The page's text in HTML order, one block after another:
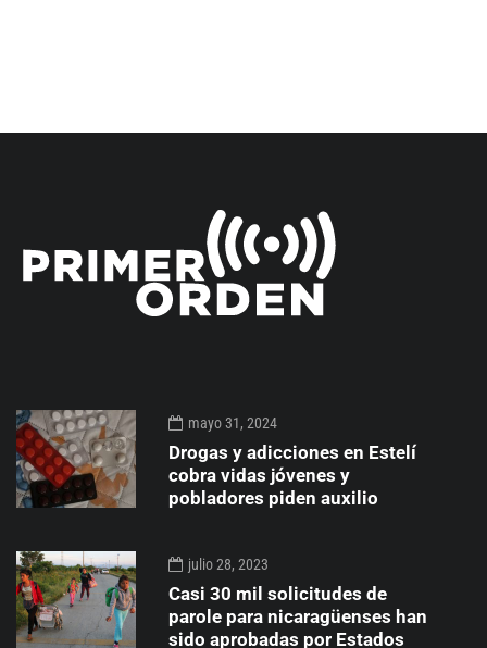
mayo 31, 2024
Drogas y adicciones en Estelí
cobra vidas jóvenes y
pobladores piden auxilio
julio 28, 2023
Casi 30 mil solicitudes de
parole para nicaragüenses han
sido aprobadas por Estados